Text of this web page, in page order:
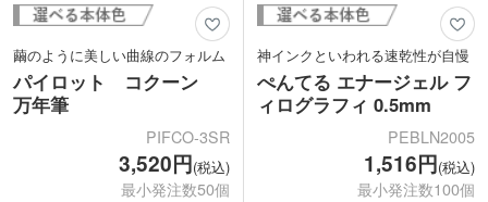
繭のように美しい曲線のフォルム
パイロット コクーン
万年筆
PIFCO-3SR
3,520円(税込)
最小発注数50個
神インクといわれる速乾性が自慢
ぺんてる エナージェル フ
ィログラフィ 0.5mm
PEBLN2005
1,516円(税込)
最小発注数100個